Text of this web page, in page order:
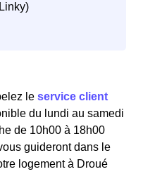
le service client
du lundi au samedi
de 10h00 à 18h00
guideront dans le
logement à Droué